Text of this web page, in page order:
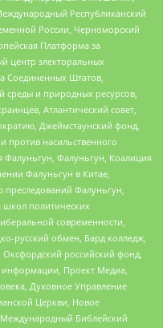
Республиканский
России, Черноморский
Платформа за
центр электоральных
Соединенных Штатов,
и природных ресурсов,
Атлантический совет,
Джеймстаунский фонд,
против насильственного
Фалуньгун, Фалуньгун, Коалиция
Фалуньгун в Китае,
преследований Фалуньгун,
школ политических
современности,
русский обмен, Бард колледж,
российский фонд,
Проект Медиа,
Духовное Управление
Церкви, Новое
Библейский